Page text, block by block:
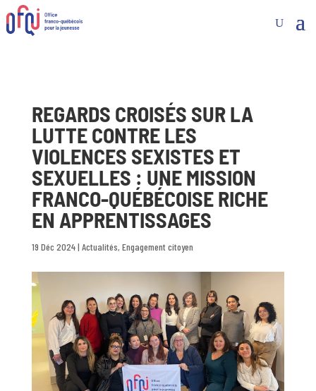
REGARDS CROISÉS SUR LA
LUTTE CONTRE LES
VIOLENCES SEXISTES ET
SEXUELLES : UNE MISSION
FRANCO-QUÉBÉCOISE RICHE
EN APPRENTISSAGES
19 Déc 2024| Actualités, Engagement citoyen